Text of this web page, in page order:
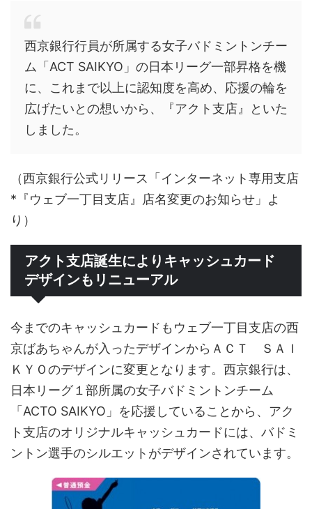
西京銀行行員が所属する女子バドミントンチー
ム「ACT SAIKYO」の日本リーグ一部昇格を機
に、これまで以上に認知度を高め、応援の輪を
広げたいとの想いから、『アクト支店』といた
しました。
（西京銀行公式リリース「インターネット専用支店
*『ウェブ一丁目支店』店名変更のお知らせ」よ
り）
アクト支店誕生によりキャッシュカード
デザインもリニューアル
今までのキャッシュカードもウェブ一丁目支店の西
京ばあちゃんが入ったデザインからＡＣＴ ＳＡＩ
ＫＹＯのデザインに変更となります。西京銀行は、
日本リーグ１部所属の女子バドミントンチーム
「ACTO SAIKYO」を応援していることから、アク
ト支店のオリジナルキャッシュカードには、バドミ
ントン選手のシルエットがデザインされています。